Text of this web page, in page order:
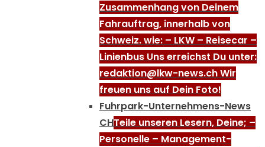
Zusammenhang von Deinem
Fahrauftrag, innerhalb von
Schweiz. wie: – LKW – Reisecar –
Linienbus Uns erreichst Du unter:
redaktion@lkw-news.ch Wir
freuen uns auf Dein Foto!
Fuhrpark-Unternehmens-News
CHTeile unseren Lesern, Deine; –
Personelle – Management-